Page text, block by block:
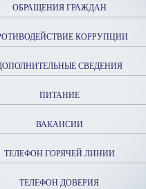
ОБРАЩЕНИЯ ГРАЖДАН
КОРРУПЦИИ
СВЕДЕНИЯ
ПИТАНИЕ
ВАКАНСИИ
ТЕЛЕФОН ГОРЯЧЕЙ ЛИНИИ
ТЕЛЕФОН ДОВЕРИЯ